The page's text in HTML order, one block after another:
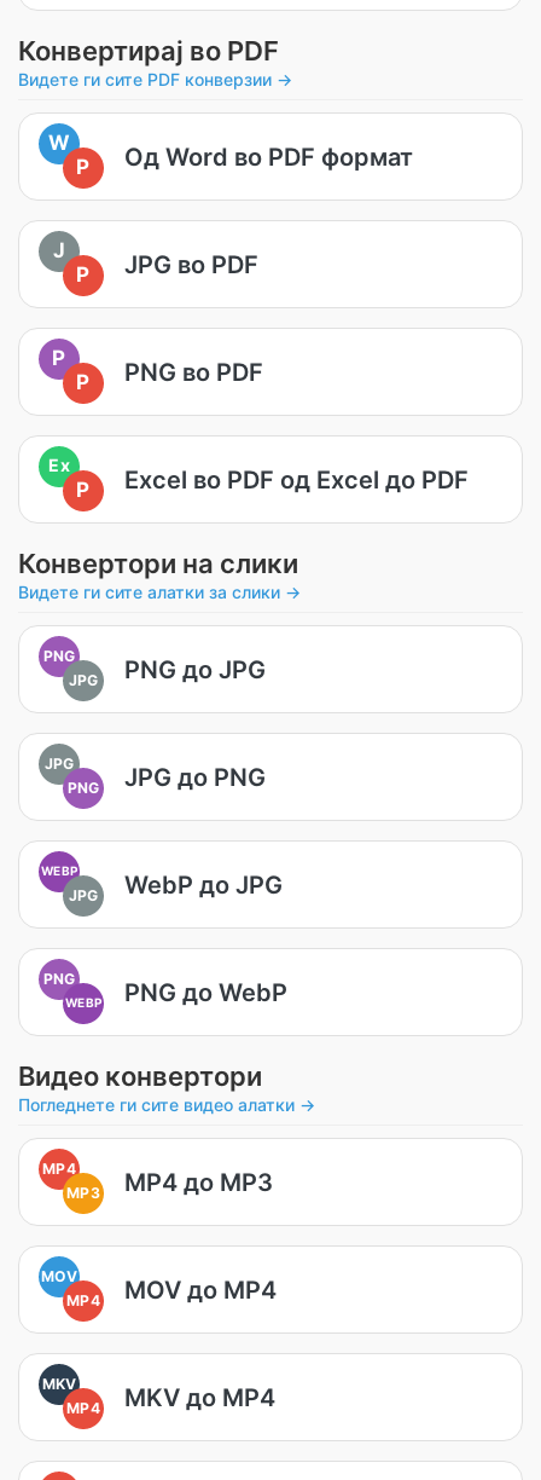
Конвертирај во PDF
Видете ги сите PDF конверзии →
W
P
Од Word во PDF формат
J
P
JPG во PDF
P
P
PNG во PDF
Ex
P Excel во PDF од Excel до PDF
Конвертори на слики
Видете ги сите алатки за слики →
PNG
JPG
PNG до JPG
JPG
PNG
JPG до PNG
WEBP
JPG WebP до JPG
PNG
WEBP PNG до WebP
Видео конвертори
Погледнете ги сите видео алатки →
MP4
MP3
MP4 до MP3
MOV
MP4
MOV до MP4
MKV
MP4
MKV до MP4